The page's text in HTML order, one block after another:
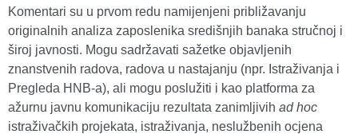
Komentari su u prvom redu namijenjeni približavanju
originalnih analiza zaposlenika središnjih banaka stručnoj i
široj javnosti. Mogu sadržavati sažetke objavljenih
znanstvenih radova, radova u nastajanju (npr. Istraživanja i
Pregleda HNB-a), ali mogu poslužiti i kao platforma za
ažurnu javnu komunikaciju rezultata zanimljivih ad hoc
istraživačkih projekata, istraživanja, neslužbenih ocjena